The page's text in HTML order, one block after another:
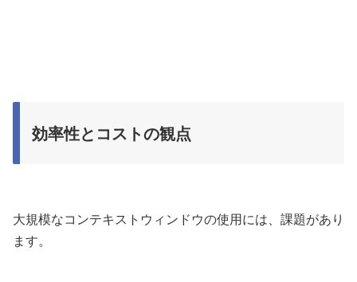
効率性とコストの観点
大規模なコンテキストウィンドウの使用には、課題があり
ます。